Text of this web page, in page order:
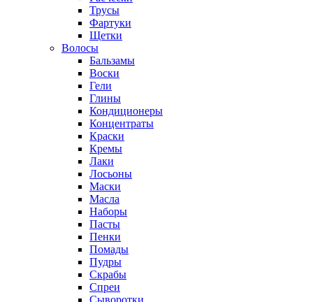
Трусы
Фартуки
Щетки
Волосы
Бальзамы
Воски
Гели
Глины
Кондиционеры
Концентраты
Краски
Кремы
Лаки
Лосьоны
Маски
Масла
Наборы
Пасты
Пенки
Помады
Пудры
Скрабы
Спреи
Сыворотки